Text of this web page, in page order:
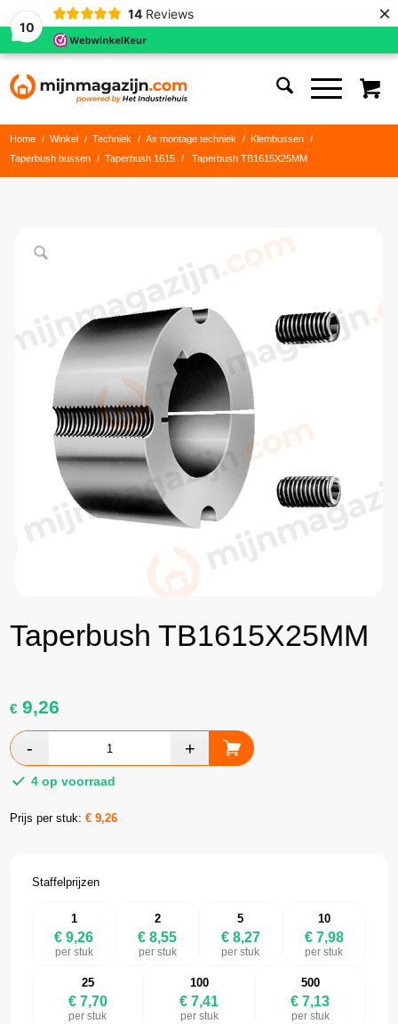
10
14 Reviews ×
Home / Winkel / Techniek / As montage techniek / Klembussen
/
Taperbush bussen
/ Taperbush 1615 / Taperbush TB1615X25MM
Taperbush TB1615X25MM
€ 9,26
4 op voorraad
Prijs per stuk:€9,26
Staffelprijzen
1
€ 9,26
per stuk
2
€ 8,55
per stuk
5
€ 8,27
per stuk
10
€ 7,98
per stuk
25
€ 7,70
per stuk
100
€ 7,41
per stuk
500
€ 7,13
per stuk